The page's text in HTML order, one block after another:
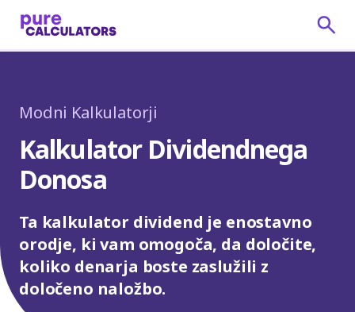
Modni Kalkulatorji
Kalkulator Dividendnega
Donosa
Ta kalkulator dividend je enostavno
orodje, ki vam omogoča, da določite,
koliko denarja boste zaslužili z
določeno naložbo.